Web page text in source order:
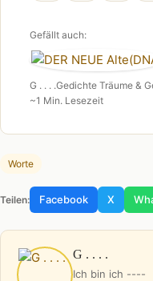
Gefällt auch:
G . . . .Gedichte Träume &
~1 Min. Lesezeit
Worte
Teilen: Facebook X
G . . . .
Ich bin ich ----